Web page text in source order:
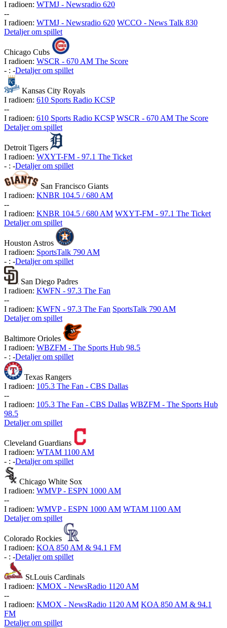
I radioen: WTMJ - Newsradio 620
--
I radioen: WTMJ - Newsradio 620 WCCO - News Talk 830
Detaljer om spillet
Chicago Cubs
I radioen: WSCR - 670 AM The Score
- : -Detaljer om spillet
Kansas City Royals
I radioen: 610 Sports Radio KCSP
--
I radioen: 610 Sports Radio KCSP WSCR - 670 AM The Score
Detaljer om spillet
Detroit Tigers
I radioen: WXYT-FM - 97.1 The Ticket
- : -Detaljer om spillet
San Francisco Giants
I radioen: KNBR 104.5 / 680 AM
--
I radioen: KNBR 104.5 / 680 AM WXYT-FM - 97.1 The Ticket
Detaljer om spillet
Houston Astros
I radioen: SportsTalk 790 AM
- : -Detaljer om spillet
San Diego Padres
I radioen: KWFN - 97.3 The Fan
--
I radioen: KWFN - 97.3 The Fan SportsTalk 790 AM
Detaljer om spillet
Baltimore Orioles
I radioen: WBZFM - The Sports Hub 98.5
- : -Detaljer om spillet
Texas Rangers
I radioen: 105.3 The Fan - CBS Dallas
--
I radioen: 105.3 The Fan - CBS Dallas WBZFM - The Sports Hub
98.5
Detaljer om spillet
Cleveland Guardians
I radioen: WTAM 1100 AM
- : -Detaljer om spillet
Chicago White Sox
I radioen: WMVP - ESPN 1000 AM
--
I radioen: WMVP - ESPN 1000 AM WTAM 1100 AM
Detaljer om spillet
Colorado Rockies
I radioen: KOA 850 AM & 94.1 FM
- : -Detaljer om spillet
St.Louis Cardinals
I radioen: KMOX - NewsRadio 1120 AM
--
I radioen: KMOX - NewsRadio 1120 AM KOA 850 AM & 94.1
FM
Detaljer om spillet